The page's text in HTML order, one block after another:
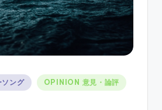
ング OPINION 意見・論評